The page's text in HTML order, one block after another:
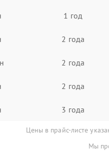
1 год
2 года
2 года
2 года
3 года
Цены в прайс-листе
Мы